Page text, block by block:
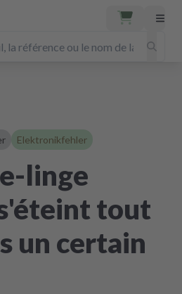
Elektronikfehler
linge
tout
un certain